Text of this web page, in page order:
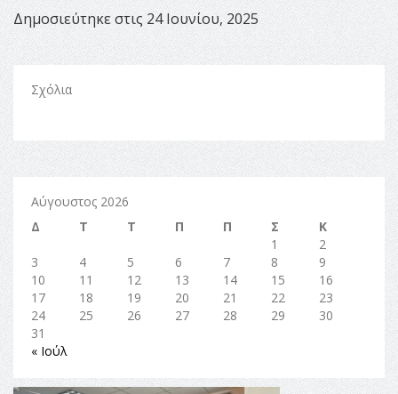
Δημοσιεύτηκε στις 24 Ιουνίου, 2025
Σχόλια
Αύγουστος 2026
Δ
Τ Τ Π Π Σ
Κ
1
2
3
4 5 6 7 8
9
10
11 12 13 14 15
16
17
18 19 20 21 22
23
24
25 26 27 28 29
30
31
« Ιούλ